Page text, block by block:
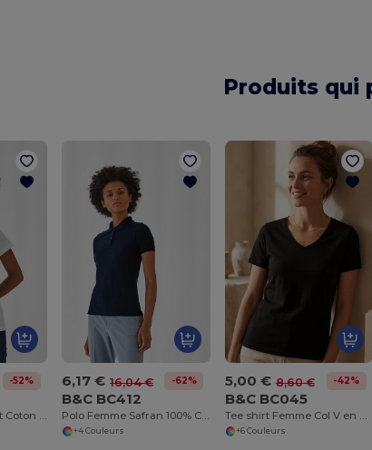
Produits qui
-52% 6,17 € 16,04 € -62%
B&C BC412
+4 Couleurs
5,00 € 8,60 € -42%
B&C BC045
+6 Couleurs